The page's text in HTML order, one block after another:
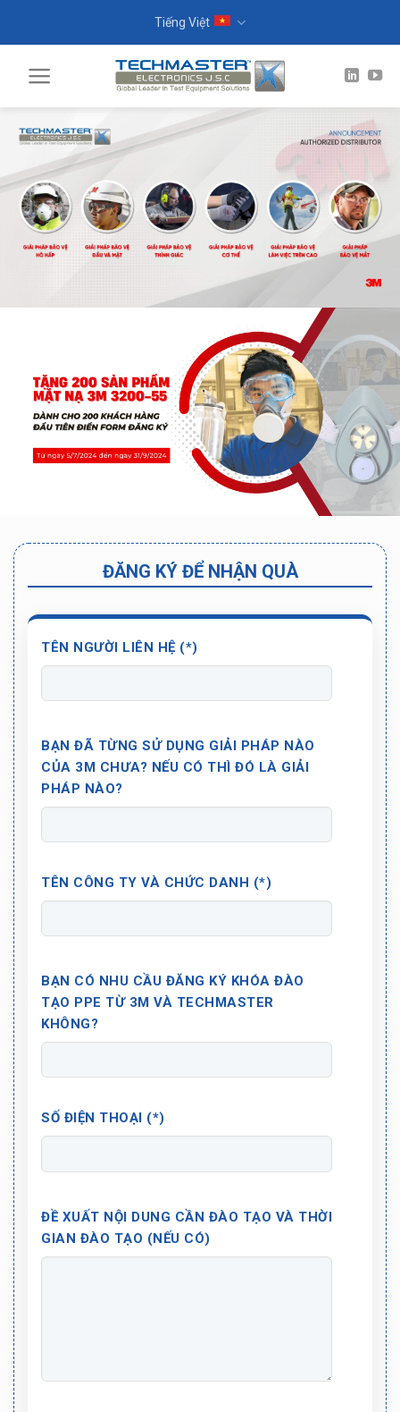
Tiếng Việt
ĐĂNG KÝ ĐỂ NHẬN QUÀ
TÊN NGƯỜI LIÊN HỆ (*)
BẠN ĐÃ TỪNG SỬ DỤNG GIẢI PHÁP NÀO
CỦA 3M CHƯA? NẾU CÓ THÌ ĐÓ LÀ GIẢI
PHÁP NÀO?
TÊN CÔNG TY VÀ CHỨC DANH (*)
BẠN CÓ NHU CẦU ĐĂNG KÝ KHÓA ĐÀO
TẠO PPE TỪ 3M VÀ TECHMASTER
KHÔNG?
SỐ ĐIỆN THOẠI (*)
ĐỀ XUẤT NỘI DUNG CẦN ĐÀO TẠO VÀ THỜI
GIAN ĐÀO TẠO (NẾU CÓ)